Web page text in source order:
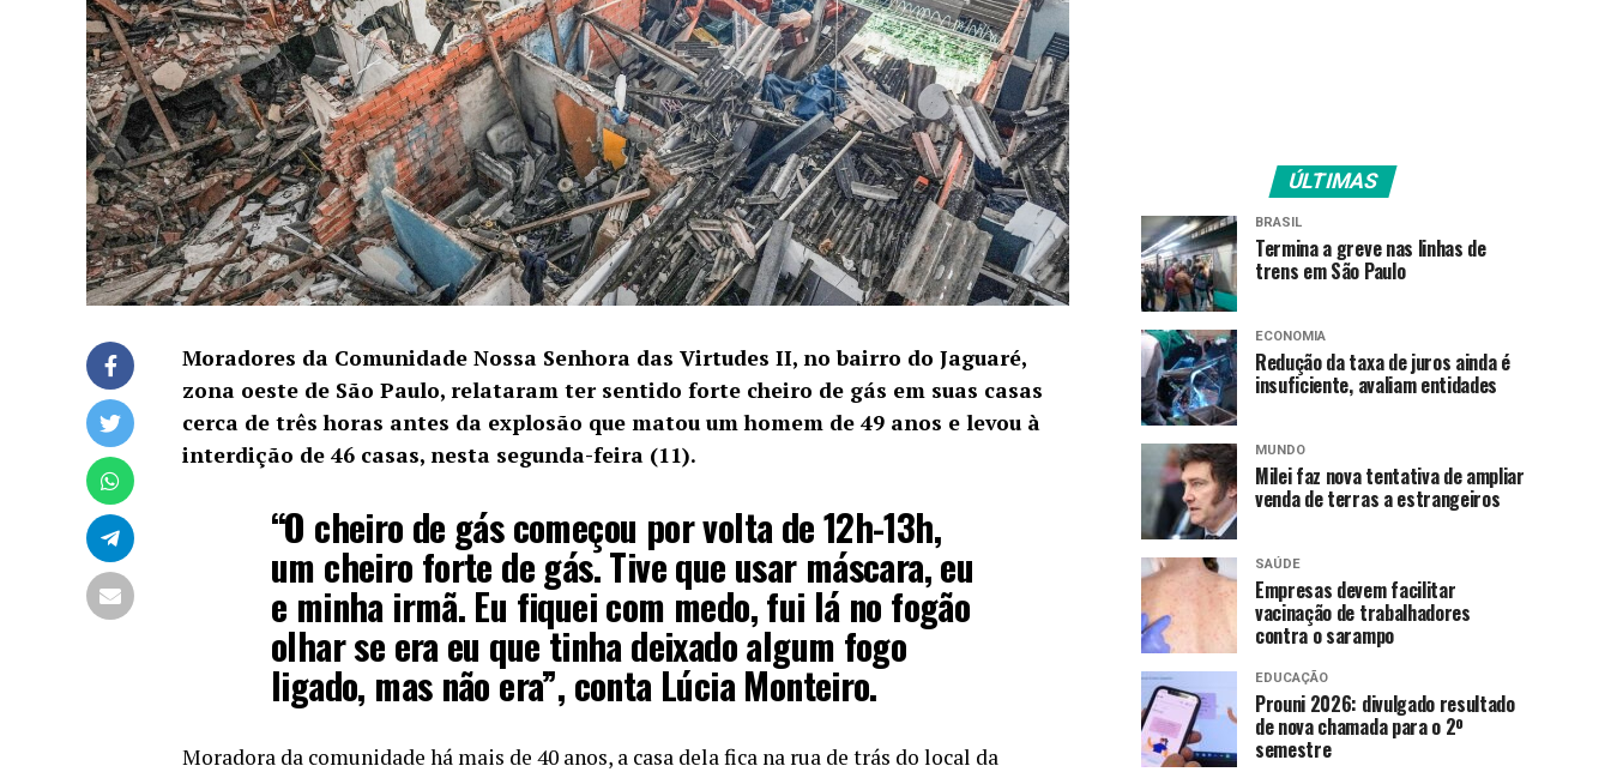
Moradores da Comunidade Nossa Senhora das Virtudes II, no bairro do Jaguaré,
zona oeste de São Paulo, relataram ter sentido forte cheiro de gás em suas casas
cerca de três horas antes da explosão que matou um homem de 49 anos e levou à
interdição de 46 casas, nesta segunda-feira (11).
“O cheiro de gás começou por volta de 12h-13h,
um cheiro forte de gás. Tive que usar máscara, eu
e minha irmã. Eu fiquei com medo, fui lá no fogão
olhar se era eu que tinha deixado algum fogo
ligado, mas não era”, conta Lúcia Monteiro.
Moradora da comunidade há mais de 40 anos, a casa dela fica na rua de trás do local da
ÚLTIMAS
BRASIL
Termina a greve nas linhas de
trens em São Paulo
ECONOMIA
Redução da taxa de juros ainda é
insuficiente, avaliam entidades
MUNDO
Milei faz nova tentativa de ampliar
venda de terras a estrangeiros
SAÚDE
Empresas devem facilitar
vacinação de trabalhadores
contra o sarampo
EDUCAÇÃO
Prouni 2026: divulgado resultado
de nova chamada para o 2º
semestre